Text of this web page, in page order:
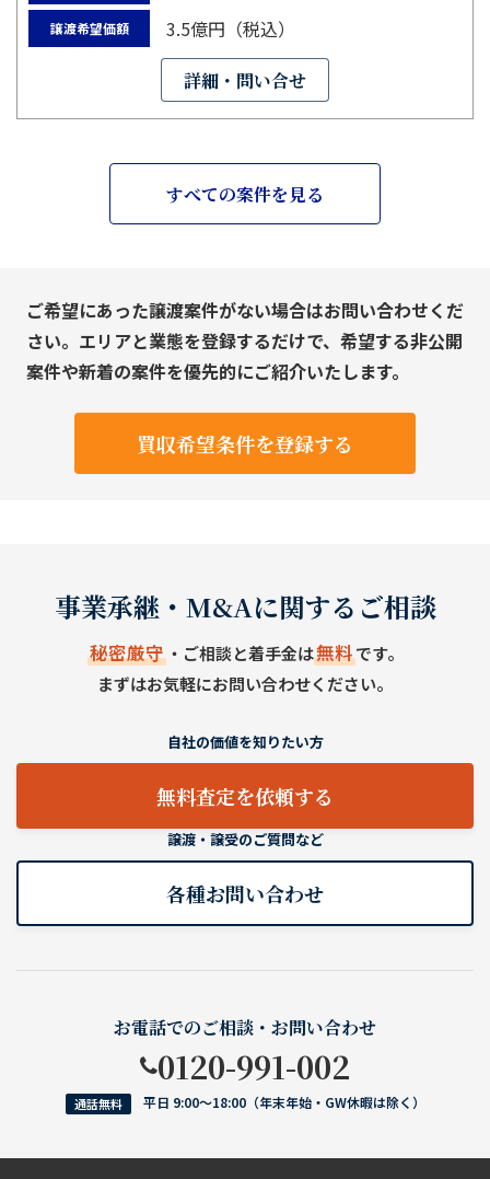
譲渡希望価額 3.5億円（税込）
詳細・問い合せ
すべての案件を見る
ご希望にあった譲渡案件がない場合はお問い合わせくだ
さい。エリアと業態を登録するだけで、希望する非公開
案件や新着の案件を優先的にご紹介いたします。
買収希望条件を登録する
事業承継・M&Aに関するご相談
秘密厳守・ご相談と着手金は無料です。
まずはお気軽にお問い合わせください。
自社の価値を知りたい方
無料査定を依頼する
譲渡・譲受のご質問など
各種お問い合わせ
お電話でのご相談・お問い合わせ
0120-991-002
通話無料 平日 9:00〜18:00（年末年始・GW休暇は除く）